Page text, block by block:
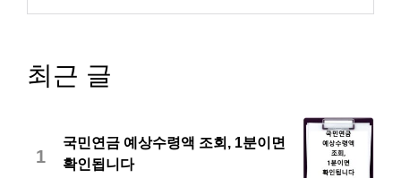
최근 글
1
국민연금 예상수령액 조회, 1분이면
확인됩니다